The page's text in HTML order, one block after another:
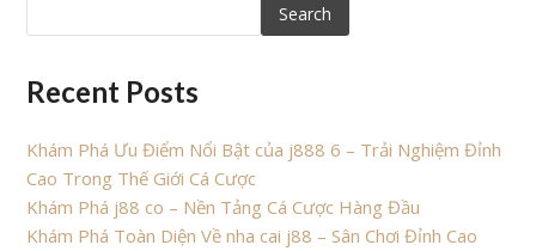
Search
Recent Posts
Khám Phá Ưu Điểm Nổi Bật của j888 6 – Trải Nghiệm Đỉnh
Cao Trong Thế Giới Cá Cược
Khám Phá j88 co – Nền Tảng Cá Cược Hàng Đầu
Khám Phá Toàn Diện Về nha cai j88 – Sân Chơi Đỉnh Cao